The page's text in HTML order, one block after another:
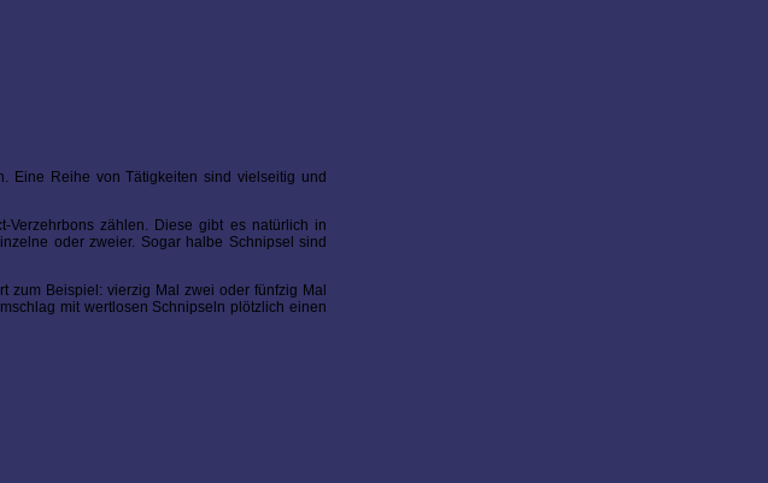
Eine Reihe von Tätigkeiten sind vielseitig und
zählen. Diese gibt es natürlich in
oder zweier. Sogar halbe Schnipsel sind
zum Beispiel: vierzig Mal zwei oder fünfzig Mal
mit wertlosen Schnipseln plötzlich einen